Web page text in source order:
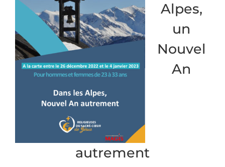
Alpes,
un
Nouvel
An
autrement